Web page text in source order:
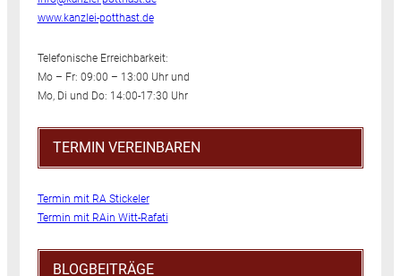
www.kanzlei-potthast.de
Telefonische Erreichbarkeit:
Mo – Fr: 09:00 – 13:00 Uhr und
Mo, Di und Do: 14:00-17:30 Uhr
TERMIN VEREINBAREN
Termin mit RA Stickeler
Termin mit RAin Witt-Rafati
BLOGBEITRÄGE